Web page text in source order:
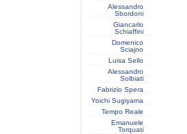
Alessandro
Sbordoni
Giancarlo
Schiaffini
Domenico
Sciajno
Luisa Sello
Alessandro
Solbiati
Fabrizio Spera
Yoichi Sugiyama
Tempo Reale
Emanuele
Torquati